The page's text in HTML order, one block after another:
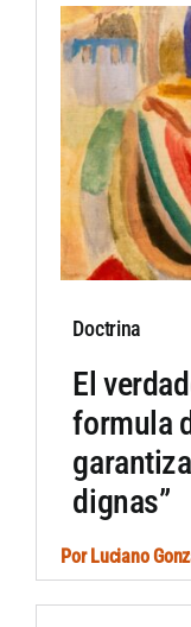
Doctrina
El
formula
dignas”
Por Luciano